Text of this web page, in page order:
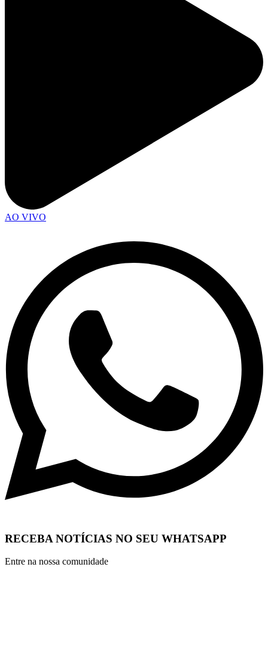
AO VIVO
RECEBA NOTÍCIAS NO SEU WHATSAPP
Entre na nossa comunidade